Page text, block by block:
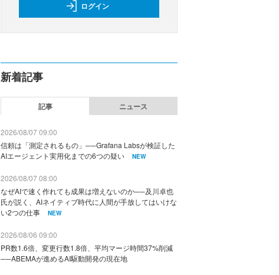
ログイン
新着記事
記事 ニュース
2026/08/07 09:00
信頼は「測定されるもの」──Grafana Labsが検証した
AIエージェント実用化までの6つの疑い
NEW
2026/08/07 08:00
なぜAIで速く作れても成果は増えないのか──及川卓也
氏が説く、AIネイティブ時代に人間が手放してはいけな
い2つの仕事
NEW
2026/08/06 09:00
PR数1.6倍、変更行数1.8倍、平均マージ時間37%削減
──ABEMAが進めるAI駆動開発の現在地